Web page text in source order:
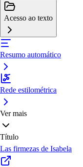
Acesso ao texto
Resumo automático
Rede estilométrica
Ver mais
Título
Las firmezas de Isabela